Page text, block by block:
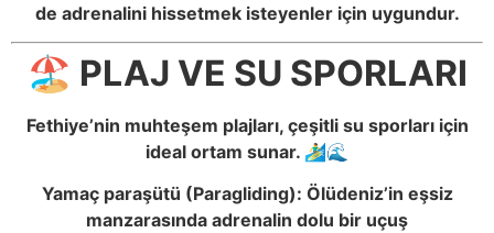
de adrenalini hissetmek isteyenler için uygundur.
🏖️ PLAJ VE SU SPORLARI
Fethiye’nin muhteşem plajları, çeşitli su sporları için
ideal ortam sunar. 🏄‍♂️🌊
Yamaç paraşütü (Paragliding): Ölüdeniz’in eşsiz
manzarasında adrenalin dolu bir uçuş